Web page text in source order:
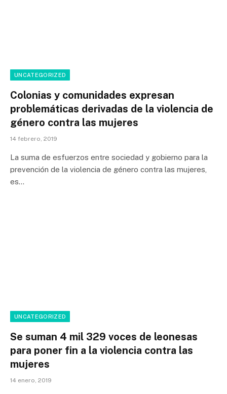
UNCATEGORIZED
Colonias y comunidades expresan
problemáticas derivadas de la violencia de
género contra las mujeres
14 febrero, 2019
La suma de esfuerzos entre sociedad y gobierno para la
prevención de la violencia de género contra las mujeres,
es…
UNCATEGORIZED
Se suman 4 mil 329 voces de leonesas
para poner fin a la violencia contra las
mujeres
14 enero, 2019